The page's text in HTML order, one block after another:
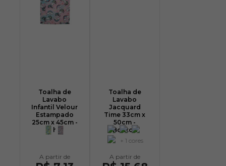
Toalha de
Lavabo
Infantil Velour
Estampado
25cm x 45cm -
Dohler
Toalha de
Lavabo
Jacquard
Time 33cm x
50cm -
Bouton
+ 1 cores